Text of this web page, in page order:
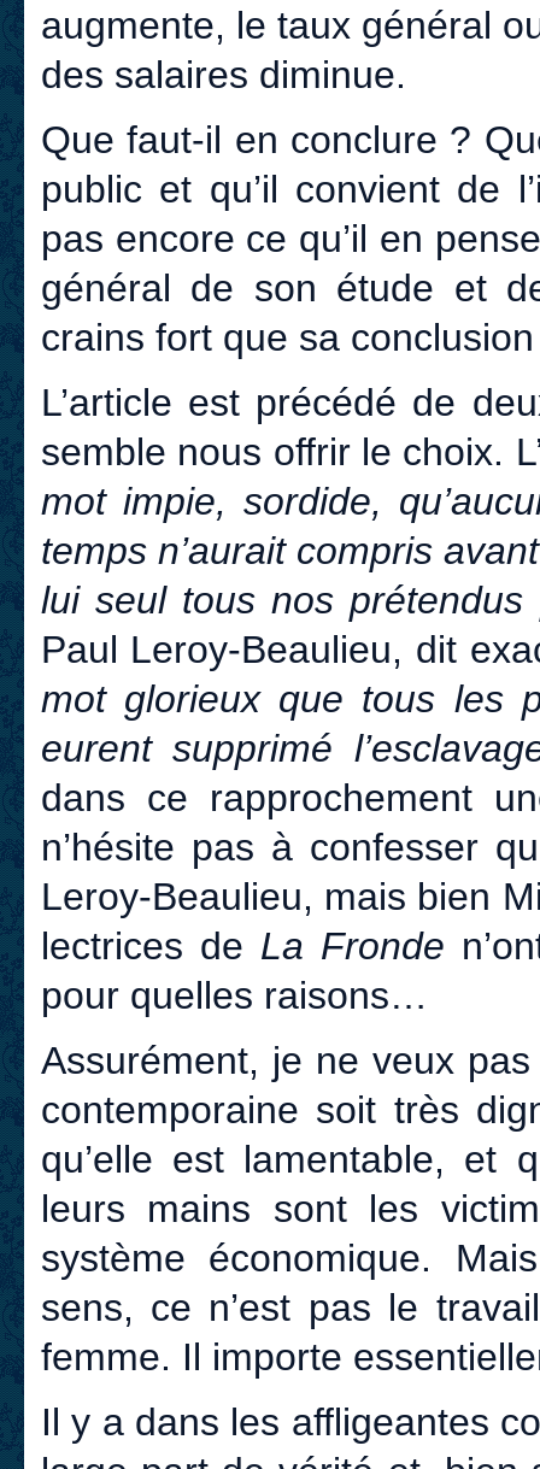
augmente, le taux général
des salaires diminue.
Que faut-il en conclure ?
public et qu’il convient de
pas encore ce qu’il en
général de son étude et
crains fort que sa
L’article est précédé de
semble nous offrir le choix.
mot impie, sordide,
temps n’aurait compris
lui seul tous nos
Paul Leroy-Beaulieu, dit
mot glorieux que tous les
eurent supprimé
dans ce rapprochement
n’hésite pas à confesser
Leroy-Beaulieu, mais bien
lectrices de La Fronde
pour quelles raisons…
Assurément, je ne veux
contemporaine soit très
qu’elle est lamentable, et
leurs mains sont les
système économique.
sens, ce n’est pas le
femme. Il importe
Il y a dans les affligeantes